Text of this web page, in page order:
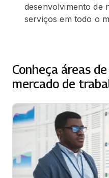
desenvolvimento de
serviços em todo o
Conheça áreas
mercado de